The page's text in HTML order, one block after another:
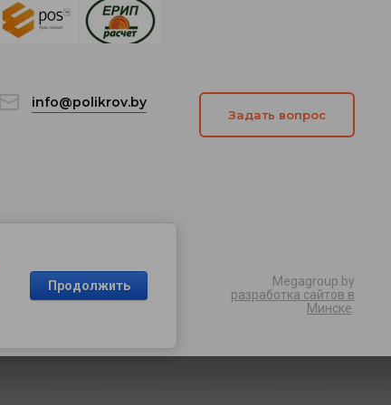
info@polikrov.by
Задать вопрос
Megagroup.by
разработка сайтов в
Минске
Продолжить